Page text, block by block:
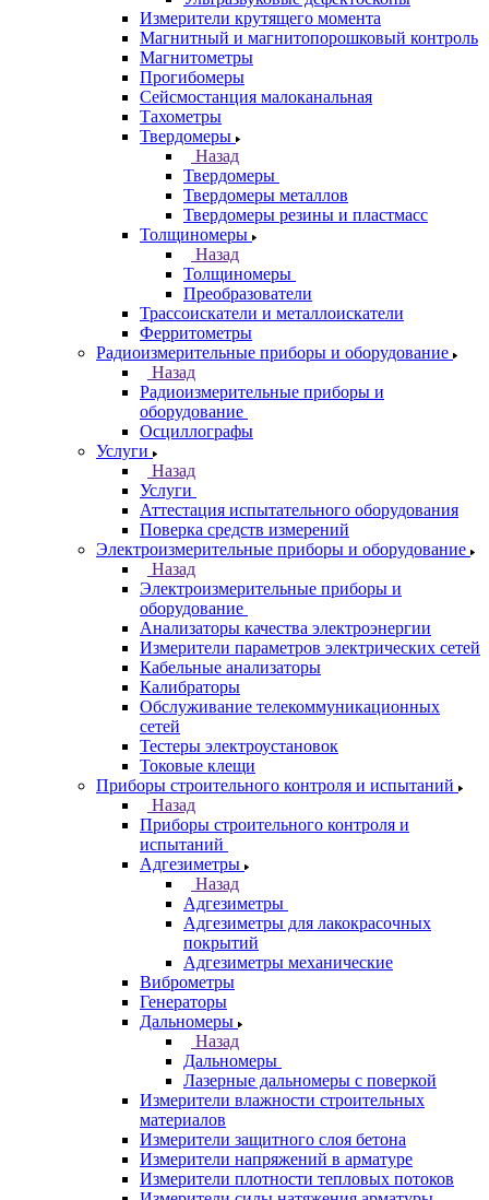
Измерители крутящего момента
Магнитный и магнитопорошковый контроль
Магнитометры
Прогибомеры
Сейсмостанция малоканальная
Тахометры
Твердомеры
Назад
Твердомеры
Твердомеры металлов
Твердомеры резины и пластмасс
Толщиномеры
Назад
Толщиномеры
Преобразователи
Трассоискатели и металлоискатели
Ферритометры
Радиоизмерительные приборы и оборудование
Назад
Радиоизмерительные приборы и
оборудование
Осциллографы
Услуги
Назад
Услуги
Аттестация испытательного оборудования
Поверка средств измерений
Электроизмерительные приборы и оборудование
Назад
Электроизмерительные приборы и
оборудование
Анализаторы качества электроэнергии
Измерители параметров электрических сетей
Кабельные анализаторы
Калибраторы
Обслуживание телекоммуникационных
сетей
Тестеры электроустановок
Токовые клещи
Приборы строительного контроля и испытаний
Назад
Приборы строительного контроля и
испытаний
Адгезиметры
Назад
Адгезиметры
Адгезиметры для лакокрасочных
покрытий
Адгезиметры механические
Виброметры
Генераторы
Дальномеры
Назад
Дальномеры
Лазерные дальномеры с поверкой
Измерители влажности строительных
материалов
Измерители защитного слоя бетона
Измерители напряжений в арматуре
Измерители плотности тепловых потоков